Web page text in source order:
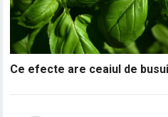
Ce efecte are ceaiul de